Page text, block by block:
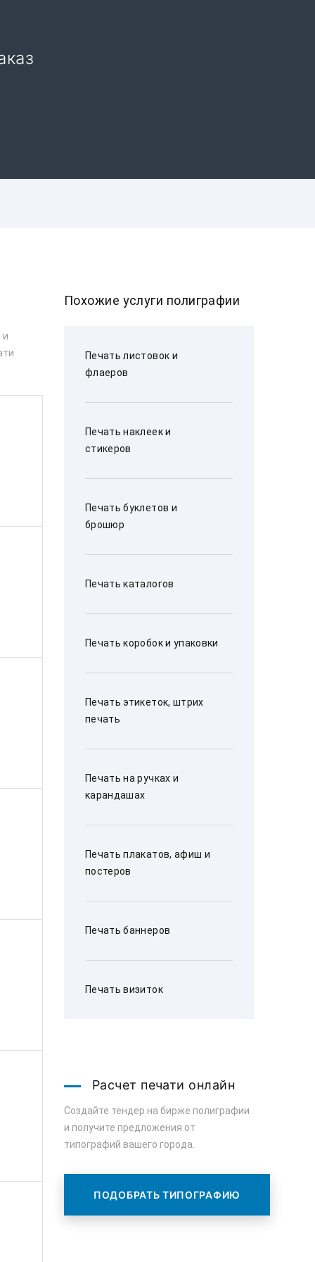
Похожие услуги полиграфии
Печать листовок и
флаеров
Печать наклеек и
стикеров
Печать буклетов и
брошюр
Печать каталогов
Печать коробок и упаковки
Печать этикеток, штрих
печать
Печать на ручках и
карандашах
Печать плакатов, афиш и
постеров
Печать баннеров
Печать визиток
Расчет печати онлайн
Создайте тендер на бирже полиграфии
и получите предложения от
типографий вашего города.
ПОДОБРАТЬ ТИПОГРАФИЮ
и